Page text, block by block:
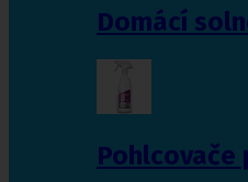
Domácí
Pohlcovače